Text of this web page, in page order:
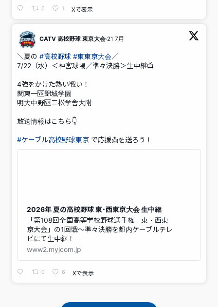
0 1 Xで表示
;
CATV 高校野球 東京大会·21 7月
＼夏の #高校野球 #東東京大会／
7/22（水）＜神宮球場／準々決勝＞生中継📺
4強をかけた熱い戦い！
関東一🆚錦城学園
明大中野🆚二松学舎大附
放送情報はこちら👇
#ケーブル高校野球東京 で応援📩を送ろう！
2026年 夏の高校野球 東･西東京大会 生中継
「第108回全国高等学校野球選手権 東・西東
京大会」の1回戦～準々決勝を都内ケーブルテレ
ビにて生中継！
www2.myjcom.jp
0 6 Xで表示